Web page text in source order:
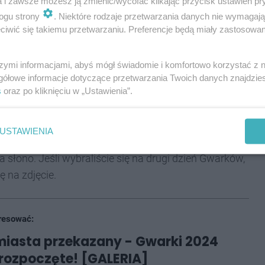
zawsze gromadzi niemało odwiedzających z
goście mogli posłuchać zespołu Marty Mansweld.
z tarnogórskiego Zespołu Tańca
bryska. Na wielki finał sobotniego wieczoru
TCK trwał Piknik "Postaw na Rodzinę" z atrakcjami
prezentowali rzemieślnicy. Nie zabrakło
Jeśli wybraliście się na drugi dzień Gwarków,
na zdjęcie.
przekazany - Gwarki 2024
[GALERIA]
strony
. Niektóre rodzaje przetwarzania danych nie
się takiemu przetwarzaniu. Preferencje będą miały
informacjami, abyś mógł świadomie i komfortowo korzystać z
informacje dotyczące przetwarzania Twoich danych
oraz po kliknięciu w „Ustawienia”.
USTAWIENIA